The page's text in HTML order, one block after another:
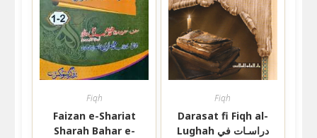
Fiqh
Faizan e-Shariat
Sharah Bahar e-
Fiqh
Darasat fi Fiqh al-
Lughah دراسـات في